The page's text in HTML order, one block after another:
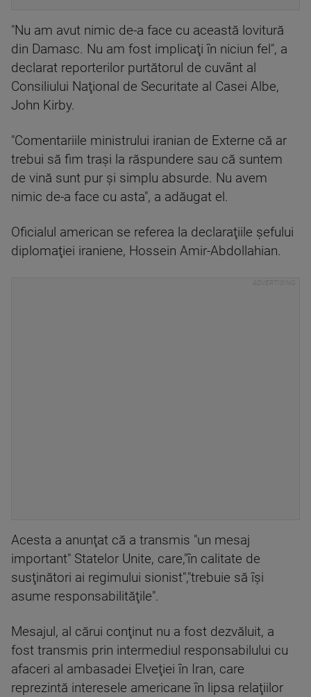
"Nu am avut nimic de-a face cu această lovitură
din Damasc. Nu am fost implicaţi în niciun fel", a
declarat reporterilor purtătorul de cuvânt al
Consiliului Naţional de Securitate al Casei Albe,
John Kirby.
"Comentariile ministrului iranian de Externe că ar
trebui să fim traşi la răspundere sau că suntem
de vină sunt pur şi simplu absurde. Nu avem
nimic de-a face cu asta", a adăugat el.
Oficialul american se referea la declaraţiile şefului
diplomaţiei iraniene, Hossein Amir-Abdollahian.
Acesta a anunţat că a transmis "un mesaj
important" Statelor Unite, care,"în calitate de
susţinători ai regimului sionist","trebuie să îşi
asume responsabilităţile".
Mesajul, al cărui conţinut nu a fost dezvăluit, a
fost transmis prin intermediul responsabilului cu
afaceri al ambasadei Elveţiei în Iran, care
reprezintă interesele americane în lipsa relaţiilor